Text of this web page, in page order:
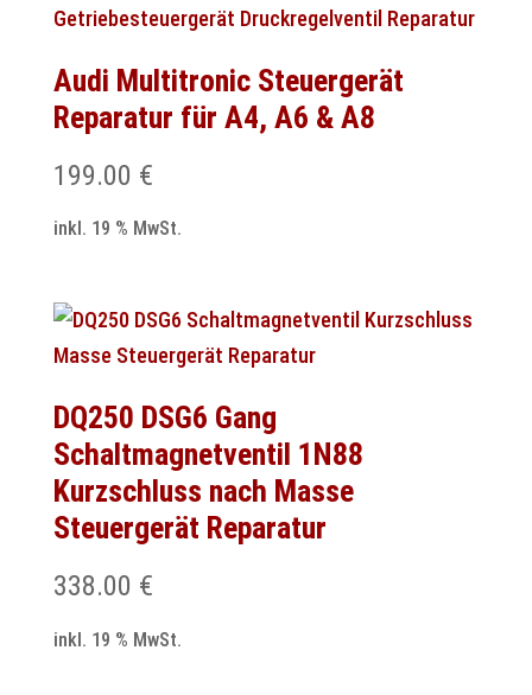
Audi Multitronic Steuergerät
Reparatur für A4, A6 & A8
199.00 €
inkl. 19 % MwSt.
DQ250 DSG6 Gang
Schaltmagnetventil 1N88
Kurzschluss nach Masse
Steuergerät Reparatur
338.00 €
inkl. 19 % MwSt.